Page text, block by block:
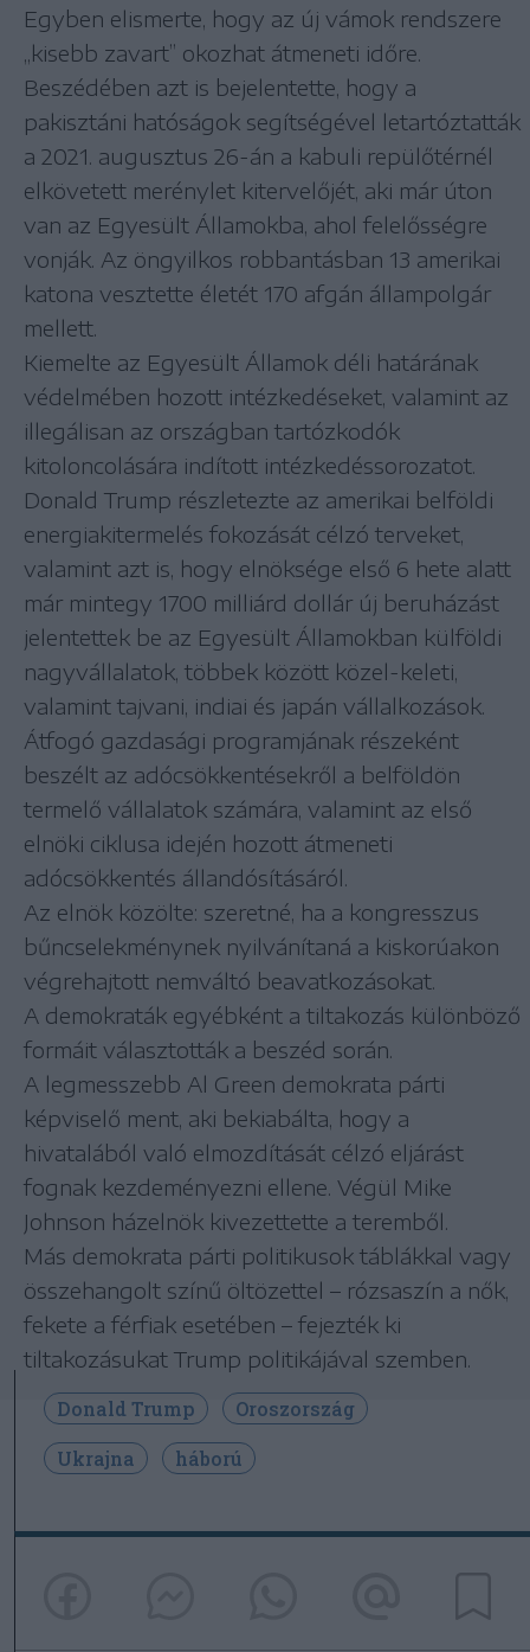
Egyben elismerte, hogy az új vámok rendszere
„kisebb zavart” okozhat átmeneti időre.
Beszédében azt is bejelentette, hogy a
pakisztáni hatóságok segítségével letartóztatták
a 2021. augusztus 26-án a kabuli repülőtérnél
elkövetett merénylet kitervelőjét, aki már úton
van az Egyesült Államokba, ahol felelősségre
vonják. Az öngyilkos robbantásban 13 amerikai
katona vesztette életét 170 afgán állampolgár
mellett.
Kiemelte az Egyesült Államok déli határának
védelmében hozott intézkedéseket, valamint az
illegálisan az országban tartózkodók
kitoloncolására indított intézkedéssorozatot.
Donald Trump részletezte az amerikai belföldi
energiakitermelés fokozását célzó terveket,
valamint azt is, hogy elnöksége első 6 hete alatt
már mintegy 1700 milliárd dollár új beruházást
jelentettek be az Egyesült Államokban külföldi
nagyvállalatok, többek között közel-keleti,
valamint tajvani, indiai és japán vállalkozások.
Átfogó gazdasági programjának részeként
beszélt az adócsökkentésekről a belföldön
termelő vállalatok számára, valamint az első
elnöki ciklusa idején hozott átmeneti
adócsökkentés állandósításáról.
Az elnök közölte: szeretné, ha a kongresszus
bűncselekménynek nyilvánítaná a kiskorúakon
végrehajtott nemváltó beavatkozásokat.
A demokraták egyébként a tiltakozás különböző
formáit választották a beszéd során.
A legmesszebb Al Green demokrata párti
képviselő ment, aki bekiabálta, hogy a
hivatalából való elmozdítását célzó eljárást
fognak kezdeményezni ellene. Végül Mike
Johnson házelnök kivezettette a teremből.
Más demokrata párti politikusok táblákkal vagy
összehangolt színű öltözettel – rózsaszín a nők,
fekete a férfiak esetében – fejezték ki
tiltakozásukat Trump politikájával szemben.
Donald Trump
Oroszország
Ukrajna
háború